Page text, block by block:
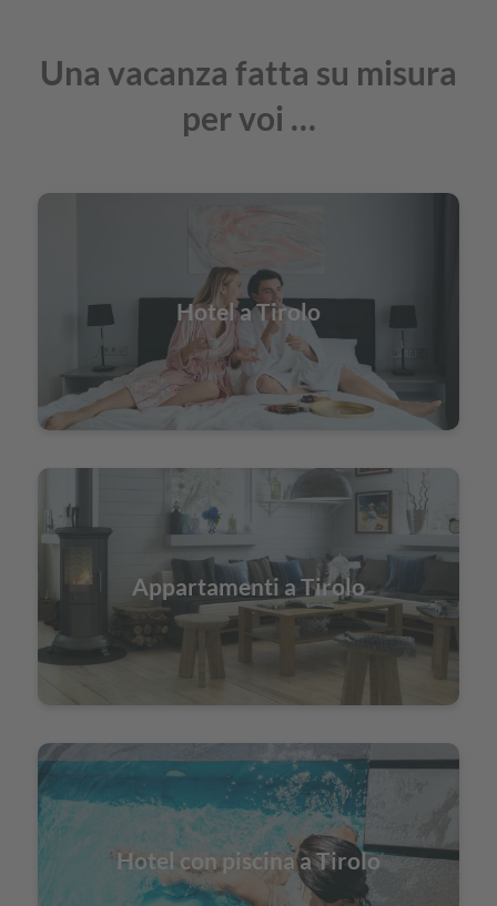
Una vacanza fatta su misura
per voi …
Hotel a Tirolo
Appartamenti a Tirolo
Hotel con piscina a Tirolo